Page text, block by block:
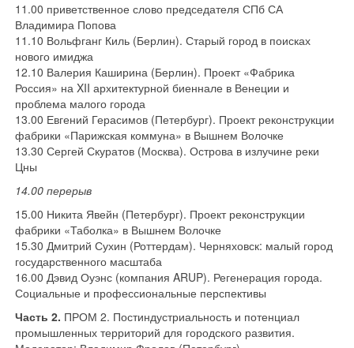
11.00 приветственное слово председателя СПб СА
Владимира Попова
11.10 Вольфганг Киль (Берлин). Старый город в поисках
нового имиджа
12.10 Валерия Каширина (Берлин). Проект «Фабрика
Россия» на XII архитектурной биеннале в Венеции и
проблема малого города
13.00 Евгений Герасимов (Петербург). Проект реконструкции
фабрики «Парижская коммуна» в Вышнем Волочке
13.30 Сергей Скуратов (Москва). Острова в излучине реки
Цны
14.00 перерыв
15.00 Никита Явейн (Петербург). Проект реконструкции
фабрики «Таболка» в Вышнем Волочке
15.30 Дмитрий Сухин (Роттердам). Черняховск: малый город
государственного масштаба
16.00 Дэвид Оуэнс (компания ARUP). Регенерация города.
Социальные и профессиональные перспективы
Часть 2. ПРОМ 2. Постиндустриальность и потенциал
промышленных территорий для городского развития.